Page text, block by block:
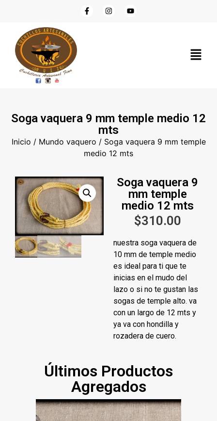
Soga vaquera 9 mm temple medio 12
mts
Inicio / Mundo vaquero / Soga vaquera 9 mm temple
medio 12 mts
Soga vaquera 9
mm temple
medio 12 mts
$310.00
nuestra soga vaquera de
10 mm de temple medio
es ideal para ti que te
inicias en el mudo del
lazo o si no te gustan las
sogas de temple alto. va
con un largo de 12 mts y
ya va con hondilla y
rozadera de cuero.
Últimos Productos
Agregados